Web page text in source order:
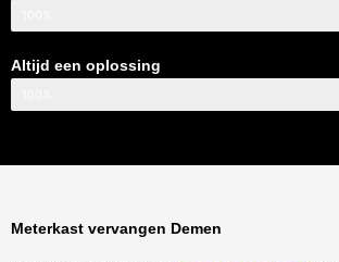
Altijd een oplossing
Meterkast vervangen Demen